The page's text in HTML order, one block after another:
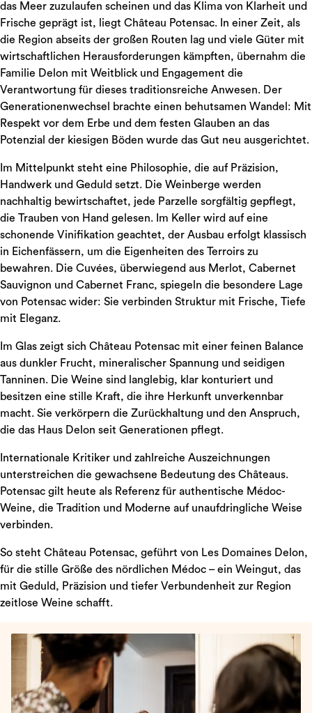
das Meer zuzulaufen scheinen und das Klima von Klarheit und
Frische geprägt ist, liegt Château Potensac. In einer Zeit, als
die Region abseits der großen Routen lag und viele Güter mit
wirtschaftlichen Herausforderungen kämpften, übernahm die
Familie Delon mit Weitblick und Engagement die
Verantwortung für dieses traditionsreiche Anwesen. Der
Generationenwechsel brachte einen behutsamen Wandel: Mit
Respekt vor dem Erbe und dem festen Glauben an das
Potenzial der kiesigen Böden wurde das Gut neu ausgerichtet.
Im Mittelpunkt steht eine Philosophie, die auf Präzision,
Handwerk und Geduld setzt. Die Weinberge werden
nachhaltig bewirtschaftet, jede Parzelle sorgfältig gepflegt,
die Trauben von Hand gelesen. Im Keller wird auf eine
schonende Vinifikation geachtet, der Ausbau erfolgt klassisch
in Eichenfässern, um die Eigenheiten des Terroirs zu
bewahren. Die Cuvées, überwiegend aus Merlot, Cabernet
Sauvignon und Cabernet Franc, spiegeln die besondere Lage
von Potensac wider: Sie verbinden Struktur mit Frische, Tiefe
mit Eleganz.
Im Glas zeigt sich Château Potensac mit einer feinen Balance
aus dunkler Frucht, mineralischer Spannung und seidigen
Tanninen. Die Weine sind langlebig, klar konturiert und
besitzen eine stille Kraft, die ihre Herkunft unverkennbar
macht. Sie verkörpern die Zurückhaltung und den Anspruch,
die das Haus Delon seit Generationen pflegt.
Internationale Kritiker und zahlreiche Auszeichnungen
unterstreichen die gewachsene Bedeutung des Châteaus.
Potensac gilt heute als Referenz für authentische Médoc-
Weine, die Tradition und Moderne auf unaufdringliche Weise
verbinden.
So steht Château Potensac, geführt von Les Domaines Delon,
für die stille Größe des nördlichen Médoc – ein Weingut, das
mit Geduld, Präzision und tiefer Verbundenheit zur Region
zeitlose Weine schafft.